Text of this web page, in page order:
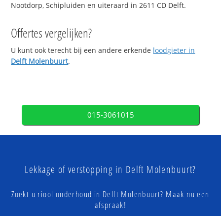
Nootdorp, Schipluiden en uiteraard in 2611 CD Delft.
Offertes vergelijken?
U kunt ook terecht bij een andere erkende loodgieter in
Delft Molenbuurt.
015-3061015
Lekkage of verstopping in Delft Molenbuurt?
Zoekt u riool onderhoud in Delft Molenbuurt? Maak nu een
afspraak!